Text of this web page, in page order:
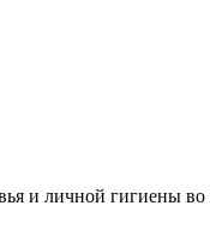
и личной гигиены во